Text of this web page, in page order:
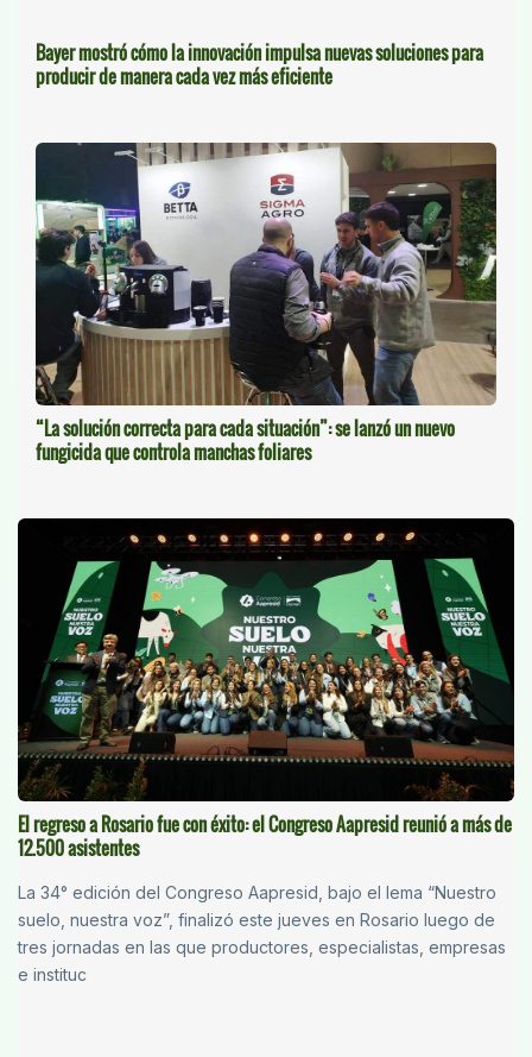
Bayer mostró cómo la innovación impulsa nuevas soluciones para
producir de manera cada vez más eficiente
“La solución correcta para cada situación”: se lanzó un nuevo
fungicida que controla manchas foliares
El regreso a Rosario fue con éxito: el Congreso Aapresid reunió a más de
12.500 asistentes
La 34° edición del Congreso Aapresid, bajo el lema “Nuestro
suelo, nuestra voz”, finalizó este jueves en Rosario luego de
tres jornadas en las que productores, especialistas, empresas
e instituc